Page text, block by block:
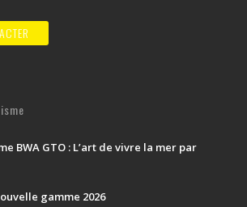
BWA GTO : L’art de vivre la mer par
gamme 2026